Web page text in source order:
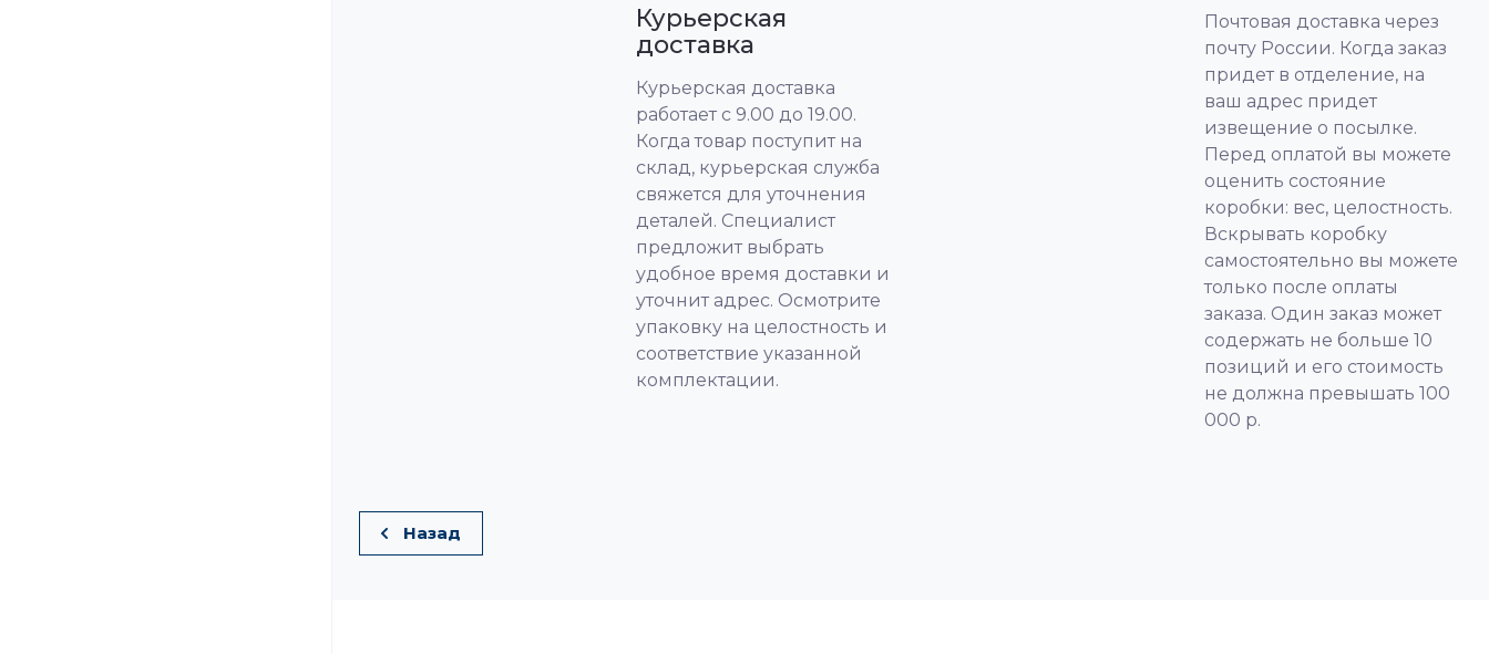
Курьерская
доставка
Курьерская доставка
работает с 9.00 до 19.00.
Когда товар поступит на
склад, курьерская служба
свяжется для уточнения
деталей. Специалист
предложит выбрать
удобное время доставки и
уточнит адрес. Осмотрите
упаковку на целостность и
соответствие указанной
комплектации.
Почтовая доставка через
почту России. Когда заказ
придет в отделение, на
ваш адрес придет
извещение о посылке.
Перед оплатой вы можете
оценить состояние
коробки: вес, целостность.
Вскрывать коробку
самостоятельно вы можете
только после оплаты
заказа. Один заказ может
содержать не больше 10
позиций и его стоимость
не должна превышать 100
000 р.
Назад